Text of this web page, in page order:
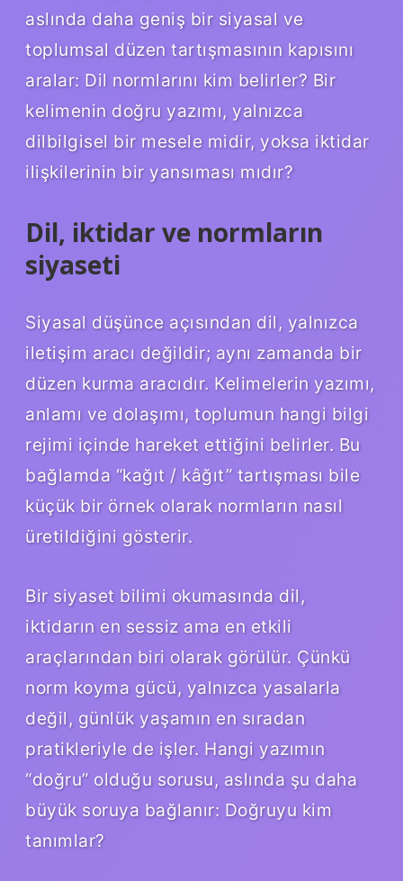
aslında daha geniş bir siyasal ve
toplumsal düzen tartışmasının kapısını
aralar: Dil normlarını kim belirler? Bir
kelimenin doğru yazımı, yalnızca
dilbilgisel bir mesele midir, yoksa iktidar
ilişkilerinin bir yansıması mıdır?
Dil, iktidar ve normların
siyaseti
Siyasal düşünce açısından dil, yalnızca
iletişim aracı değildir; aynı zamanda bir
düzen kurma aracıdır. Kelimelerin yazımı,
anlamı ve dolaşımı, toplumun hangi bilgi
rejimi içinde hareket ettiğini belirler. Bu
bağlamda “kağıt / kâğıt” tartışması bile
küçük bir örnek olarak normların nasıl
üretildiğini gösterir.
Bir siyaset bilimi okumasında dil,
iktidarın en sessiz ama en etkili
araçlarından biri olarak görülür. Çünkü
norm koyma gücü, yalnızca yasalarla
değil, günlük yaşamın en sıradan
pratikleriyle de işler. Hangi yazımın
“doğru” olduğu sorusu, aslında şu daha
büyük soruya bağlanır: Doğruyu kim
tanımlar?